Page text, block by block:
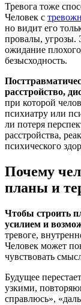
Тревога тоже
Человек с
но видит его
провалы, угрозы.
ожидание
безысходность.
расстройство,
при которой
психиатру или
ли потеря
расстройства,
психического
Почему
планы и
Чтобы строить
усилием и
тревоге,
Человек может
чувствовать
Будущее
узкими,
справлюсь»,